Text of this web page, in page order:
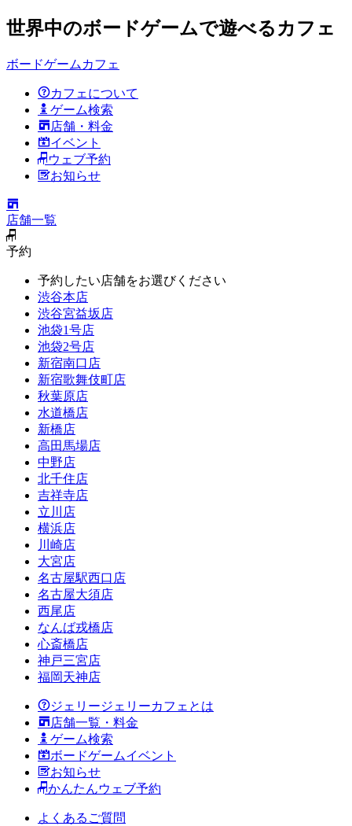
世界中のボードゲームで遊べるカフェ
ボードゲームカフェ
カフェについて
ゲーム検索
店舗・料金
イベント
ウェブ予約
お知らせ
店舗一覧
予約
予約したい店舗をお選びください
渋谷本店
渋谷宮益坂店
池袋1号店
池袋2号店
新宿南口店
新宿歌舞伎町店
秋葉原店
水道橋店
新橋店
高田馬場店
中野店
北千住店
吉祥寺店
立川店
横浜店
川崎店
大宮店
名古屋駅西口店
名古屋大須店
西尾店
なんば戎橋店
心斎橋店
神戸三宮店
福岡天神店
ジェリージェリーカフェとは
店舗一覧・料金
ゲーム検索
ボードゲームイベント
お知らせ
かんたんウェブ予約
よくあるご質問